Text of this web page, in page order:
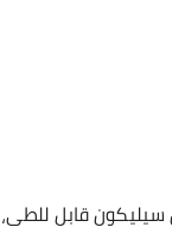
قابل للطي،